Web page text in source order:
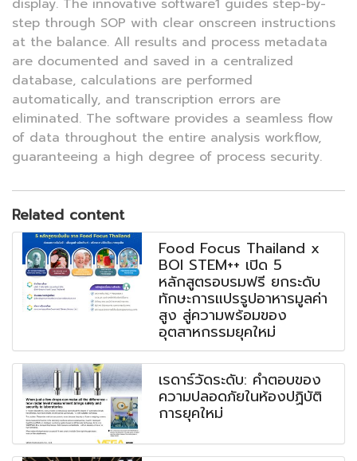
display. The innovative software1 guides step-by-
step through SOP with clear onscreen instructions
at the balance. All results and process metadata
are documented and saved in a centralized
database, calculations are performed
automatically, and transcription errors are
eliminated. The software provides a seamless flow
of data throughout the entire analysis workflow,
guaranteeing a high degree of process security.
Related content
Food Focus Thailand x
BOI STEM++ เปิด 5
หลักสูตรอบรมฟรี ยกระดับ
ทักษะการแปรรูปอาหารมูลค่า
สูง สู่ความพร้อมของ
อุตสาหกรรมยุคใหม่
เรดาร์วัดระดับ: คำตอบของ
ความปลอดภัยในห้องปฏิบัติ
การยุคใหม่